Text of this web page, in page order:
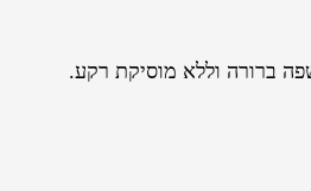
ברורה וללא מוסיקת רקע.